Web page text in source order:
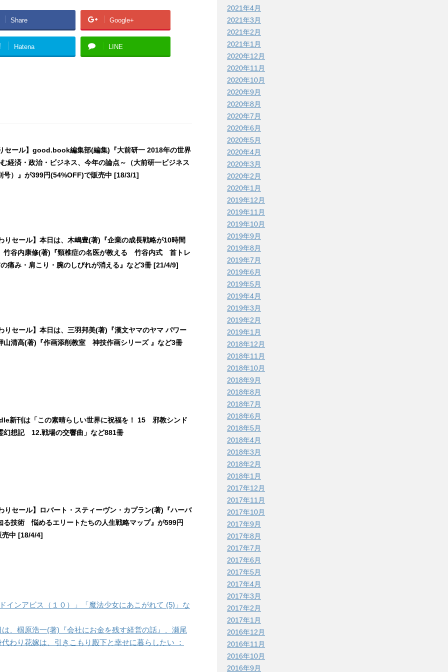
Share Google+
Hatena LINE
セール】good.book編集部(編集)『大前研一 2018年の世界
経済・政治・ビジネス、今年の論点～（大前研一ビジネス
号）』が399円(54%OFF)で販売中 [18/3/1]
りセール】本日は、木嶋豊(著)『企業の成長戦略が10時間
竹谷内康修(著)『頸椎症の名医が教える 竹谷内式 首トレ
痛み・肩こり・腕のしびれが消える』など3冊 [21/4/9]
りセール】本日は、三羽邦美(著)『漢文ヤマのヤマ パワー
山清高(著)『作画添削教室 神技作画シリーズ 』など3冊
新刊は「この素晴らしい世界に祝福を！ 15 邪教シンド
幻想記 12.戦場の交響曲」など881冊
りセール】ロバート・スティーヴン・カプラン(著)『ハーバ
る技術 悩めるエリートたちの人生戦略マップ』が599円
売中 [18/4/4]
インアビス（１０）」「魔法少女にあこがれて (5)」な
、椢原浩一(著)『会社にお金を残す経営の話』、瀬尾
わり花嫁は、引きこもり殿下と幸せに暮らしたい ：
2021年4月
2021年3月
2021年2月
2021年1月
2020年12月
2020年11月
2020年10月
2020年9月
2020年8月
2020年7月
2020年6月
2020年5月
2020年4月
2020年3月
2020年2月
2020年1月
2019年12月
2019年11月
2019年10月
2019年9月
2019年8月
2019年7月
2019年6月
2019年5月
2019年4月
2019年3月
2019年2月
2019年1月
2018年12月
2018年11月
2018年10月
2018年9月
2018年8月
2018年7月
2018年6月
2018年5月
2018年4月
2018年3月
2018年2月
2018年1月
2017年12月
2017年11月
2017年10月
2017年9月
2017年8月
2017年7月
2017年6月
2017年5月
2017年4月
2017年3月
2017年2月
2017年1月
2016年12月
2016年11月
2016年10月
2016年9月